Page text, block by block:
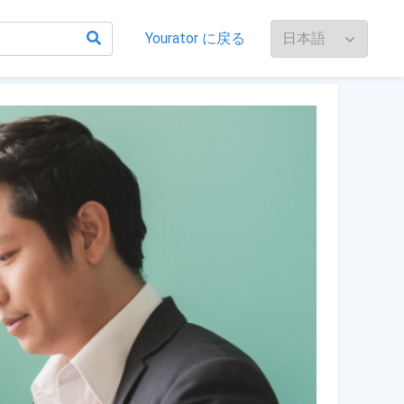
Yourator に戻る